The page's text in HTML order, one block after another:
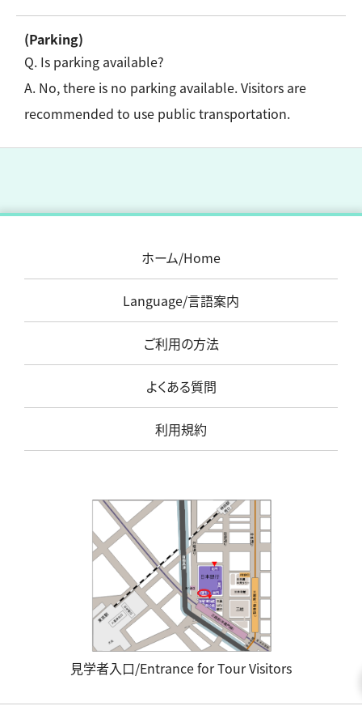
(Parking)
Q. Is parking available?
A. No, there is no parking available. Visitors are
recommended to use public transportation.
ホーム/Home
Language/言語案内
ご利用の方法
よくある質問
利用規約
見学者入口/Entrance for Tour Visitors